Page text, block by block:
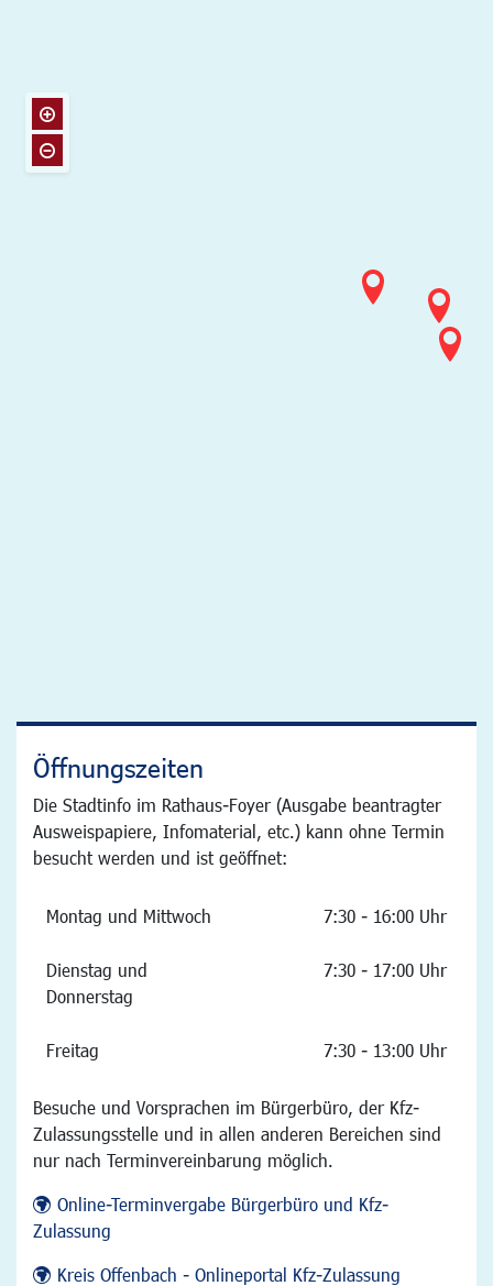
Öffnungszeiten
Die Stadtinfo im Rathaus-Foyer (Ausgabe beantragter
Ausweispapiere, Infomaterial, etc.) kann ohne Termin
besucht werden und ist geöffnet:
Montag und Mittwoch 7:30 - 16:00 Uhr
Dienstag und
Donnerstag
7:30 - 17:00 Uhr
Freitag 7:30 - 13:00 Uhr
Besuche und Vorsprachen im Bürgerbüro, der Kfz-
Zulassungsstelle und in allen anderen Bereichen sind
nur nach Terminvereinbarung möglich.
Online-Terminvergabe Bürgerbüro und Kfz-
Zulassung
Kreis Offenbach - Onlineportal Kfz-Zulassung